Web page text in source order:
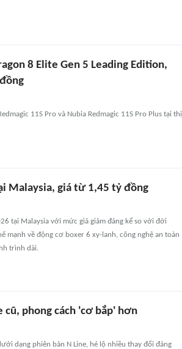
8 Elite Gen 5 Leading Edition,
11S Pro và Nubia Redmagic 11S Pro Plus tại thị
Malaysia, giá từ 1,45 tỷ đồng
tại Malaysia với mức giá giảm đáng kể so với đời
về động cơ boxer 6 xy-lanh, công nghệ an toàn
trình dài.
cũ, phong cách 'cơ bắp' hơn
dạng phiên bản N Line, hé lộ nhiều thay đổi đáng